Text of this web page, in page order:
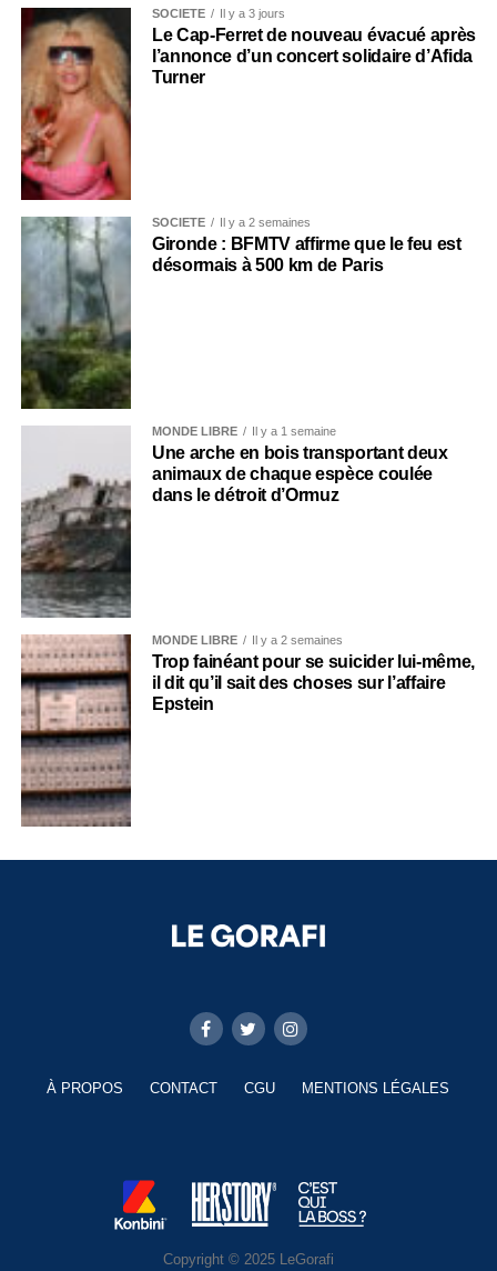
SOCIÉTÉ Il y a 3 jours
Le Cap-Ferret de nouveau évacué après
l’annonce d’un concert solidaire d’Afida
Turner
SOCIÉTÉ Il y a 2 semaines
Gironde : BFMTV affirme que le feu est
désormais à 500 km de Paris
MONDE LIBRE Il y a 1 semaine
Une arche en bois transportant deux
animaux de chaque espèce coulée
dans le détroit d’Ormuz
MONDE LIBRE Il y a 2 semaines
Trop fainéant pour se suicider lui-même,
il dit qu’il sait des choses sur l’affaire
Epstein
À PROPOS CONTACT CGU MENTIONS LÉGALES
Copyright © 2025 LeGorafi